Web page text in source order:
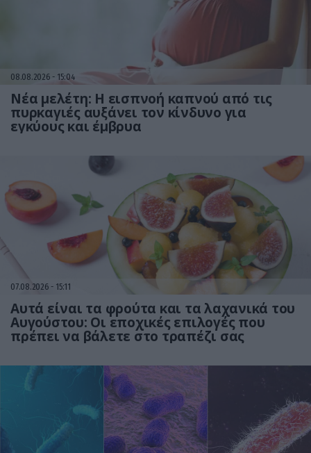
08.08.2026 15:04
Νέα μελέτη: Η εισπνοή καπνού από τις
πυρκαγιές αυξάνει τον κίνδυνο για
εγκύους και έμβρυα
07.08.2026 15:11
Αυτά είναι τα φρούτα και τα λαχανικά του
Αυγούστου: Οι εποχικές επιλογές που
πρέπει να βάλετε στο τραπέζι σας